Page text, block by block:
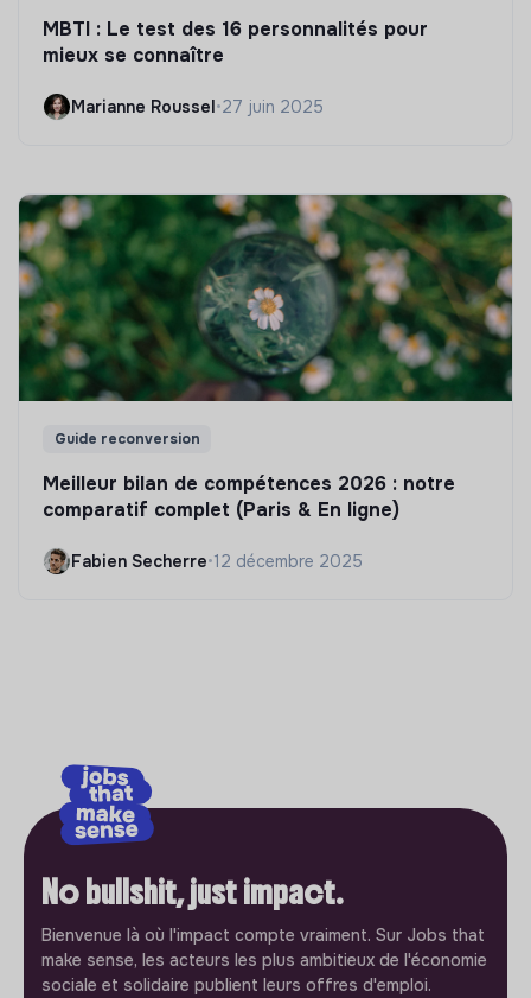
MBTI : Le test des 16 personnalités pour
mieux se connaître
Marianne Roussel•27 juin 2025
Guide reconversion
Meilleur bilan de compétences 2026 : notre
comparatif complet (Paris & En ligne)
Fabien Secherre•12 décembre 2025
No bullshit, just impact.
Bienvenue là où l'impact compte vraiment. Sur Jobs that
make sense, les acteurs les plus ambitieux de l'économie
sociale et solidaire publient leurs offres d'emploi.